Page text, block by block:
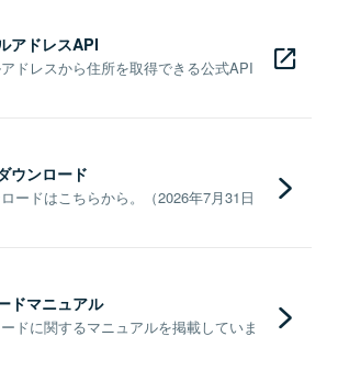
アドレスAPI
ドレスから住所を取得できる公式API
ウンロード
ードはこちらから。（2026年7月31日
ドマニュアル
ドに関するマニュアルを掲載していま